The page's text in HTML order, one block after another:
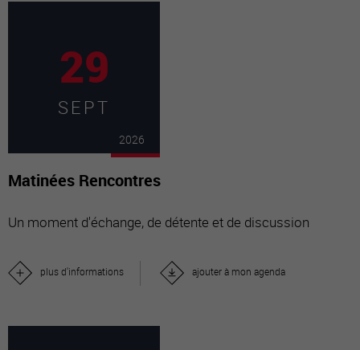
29
SEPT
2026
Matinées Rencontres
Un moment d'échange, de détente et de discussion
plus d'informations ajouter à mon agenda